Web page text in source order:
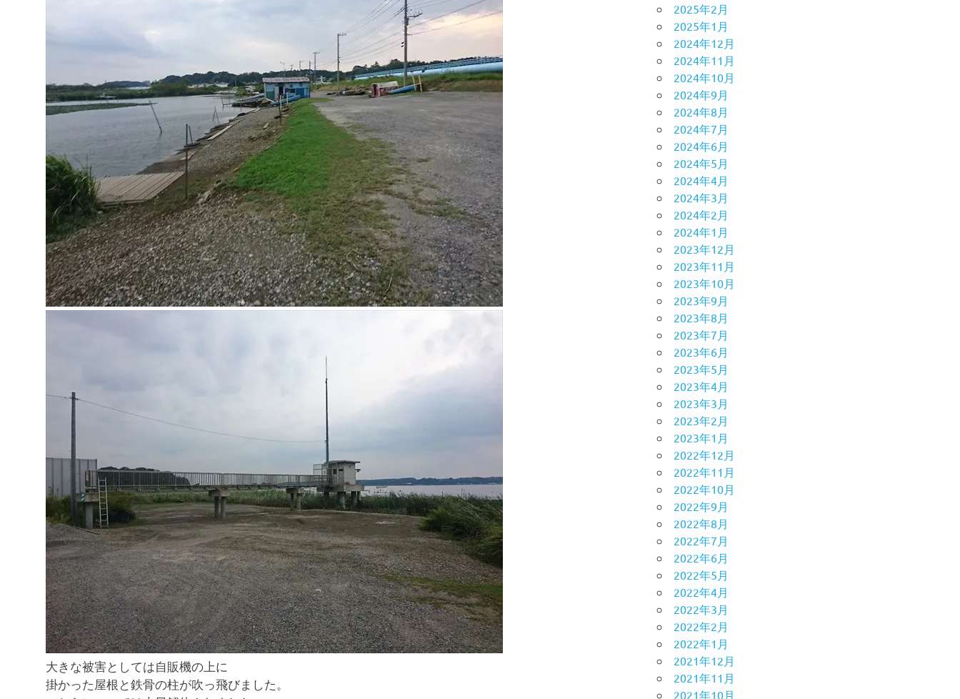
大きな被害としては自販機の上に
掛かった屋根と鉄骨の柱が吹っ飛びました。
2025年2月
2025年1月
2024年12月
2024年11月
2024年10月
2024年9月
2024年8月
2024年7月
2024年6月
2024年5月
2024年4月
2024年3月
2024年2月
2024年1月
2023年12月
2023年11月
2023年10月
2023年9月
2023年8月
2023年7月
2023年6月
2023年5月
2023年4月
2023年3月
2023年2月
2023年1月
2022年12月
2022年11月
2022年10月
2022年9月
2022年8月
2022年7月
2022年6月
2022年5月
2022年4月
2022年3月
2022年2月
2022年1月
2021年12月
2021年11月
2021年10月